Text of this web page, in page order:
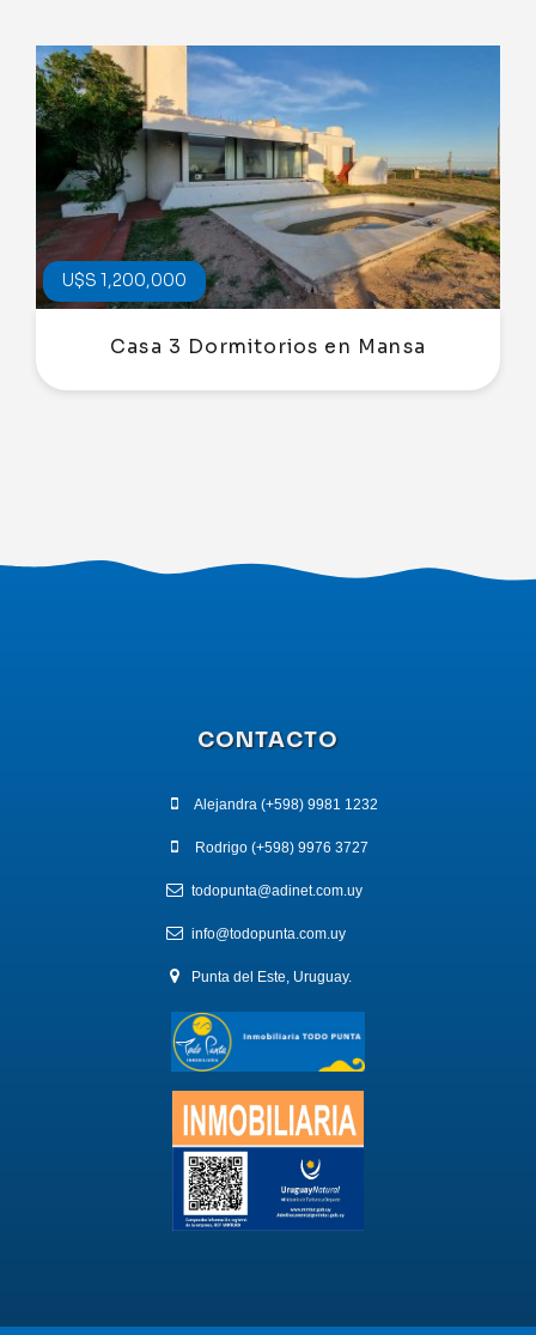
U$S 1,200,000
Casa 3 Dormitorios en Mansa
CONTACTO
Alejandra (+598) 9981 1232
Rodrigo (+598) 9976 3727
todopunta@adinet.com.uy
info@todopunta.com.uy
Punta del Este, Uruguay.